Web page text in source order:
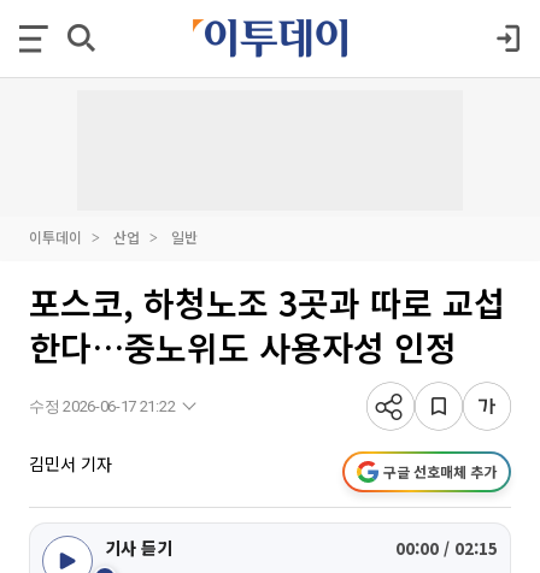
이투데이 산업 일반
포스코, 하청노조 3곳과 따로 교섭
한다…중노위도 사용자성 인정
수정 2026-06-17 21:22
김민서 기자 구글 선호매체 추가
기사 듣기 00:00 / 02:15